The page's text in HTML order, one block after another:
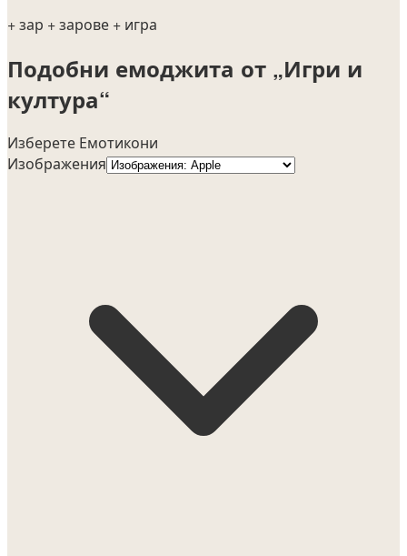
+ зар + зарове + игра
Подобни емоджита от „Игри и
култура“
Изберете Емотикони
Изображения